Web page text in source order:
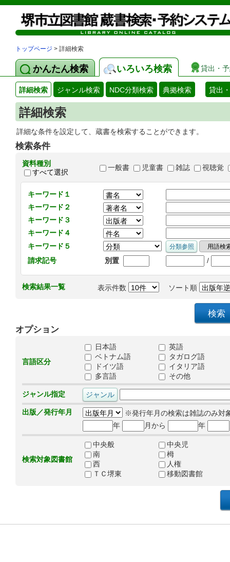
トップページ > 詳細検索
かんたん検索 いろいろ検索 貸出・
詳細検索 ジャンル検索 NDC分類検索 典拠検索 貸出
詳細検索
詳細な条件を設定して、蔵書を検索することができます。
検索条件
資料種別
すべて選択
一般書 児童書 雑誌 視聴覚
キーワード１
キーワード２
キーワード３
キーワード４
キーワード５
請求記号
別置 /
検索結果一覧 表示件数 ソート順
オプション
言語区分
日本語
英語
ベトナム語
タガログ語
ドイツ語
イタリア語
多言語
その他
ジャンル指定
出版／発行年月
※発行年月の検索は雑誌のみ対
年
月から 年
検索対象図書館
中央般
中央児
南
栂
西
人権
ＴＣ堺東
移動図書館